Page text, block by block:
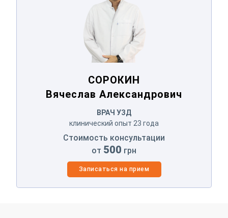
СОРОКИН
Вячеслав Александрович
ВРАЧ УЗД
клинический опыт 23 года
Стоимость консультации
от 500 грн
Записаться на прием